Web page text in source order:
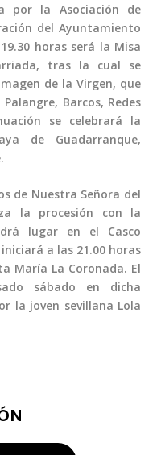
por la Asociación de
del Ayuntamiento
horas será la Misa
tras la cual se
de la Virgen, que
Barcos, Redes
se celebrará la
de Guadarranque,
de Nuestra Señora del
la procesión con la
lugar en el Casco
a las 21.00 horas
María La Coronada. El
sábado en dicha
la joven sevillana Lola